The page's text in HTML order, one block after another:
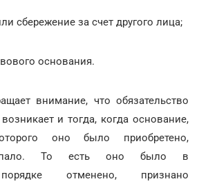
сбережение за счет другого лица;
основания.
внимание, что обязательство
и тогда, когда основание,
оно было приобретено,
То есть оно было в
отменено, признано